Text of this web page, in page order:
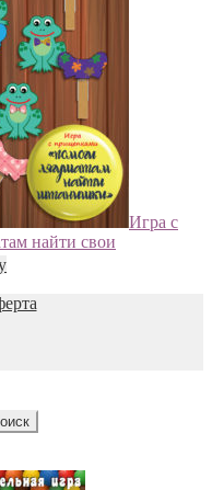
Игра с
найти свои